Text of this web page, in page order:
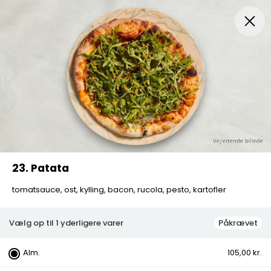
Italiensk Pizza Indbagt Pizza
23. Patata
tomatsauce, ost, kylling, bacon, rucola, pesto, kartofler
Vælg op til 1 yderligere varer Påkrævet
Alm. 105,00 kr.